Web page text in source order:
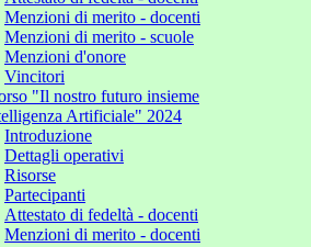
Menzioni di merito - docenti
Menzioni di merito - scuole
Menzioni d'onore
Vincitori
"Il nostro futuro insieme
Artificiale" 2024
Introduzione
Dettagli operativi
Risorse
Partecipanti
Attestato di fedeltà - docenti
Menzioni di merito - docenti